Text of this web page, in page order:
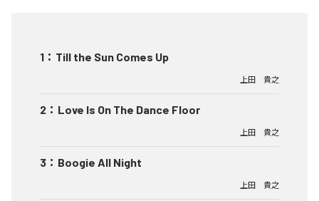
1 ： Till the Sun Comes Up
上田 貴之
2 ： Love Is On The Dance Floor
上田 貴之
3 ： Boogie All Night
上田 貴之